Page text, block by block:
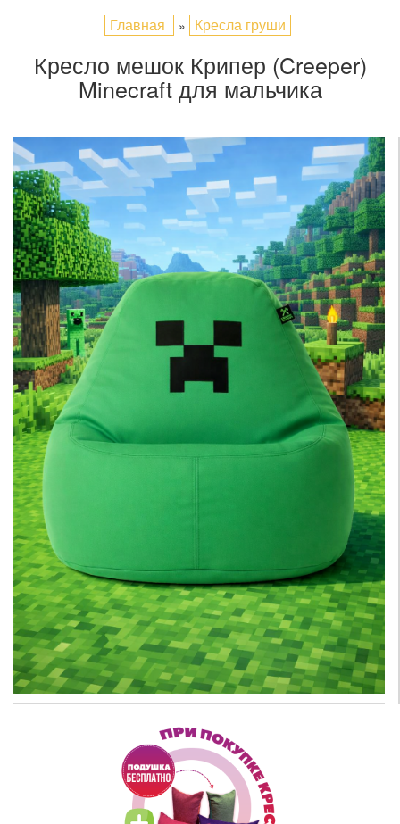
Главная » Кресла груши
Кресло мешок Крипер (Creeper)
Minecraft для мальчика